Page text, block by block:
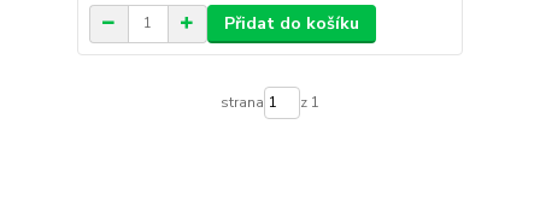
Přidat do košíku
strana z 1